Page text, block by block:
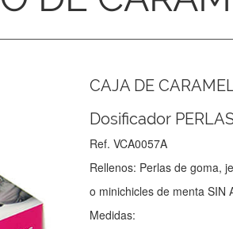
CAJA DE
Dosificador
Ref. VCA0057A
Rellenos: Perlas de goma,
o minichicles de menta SIN
Medidas: